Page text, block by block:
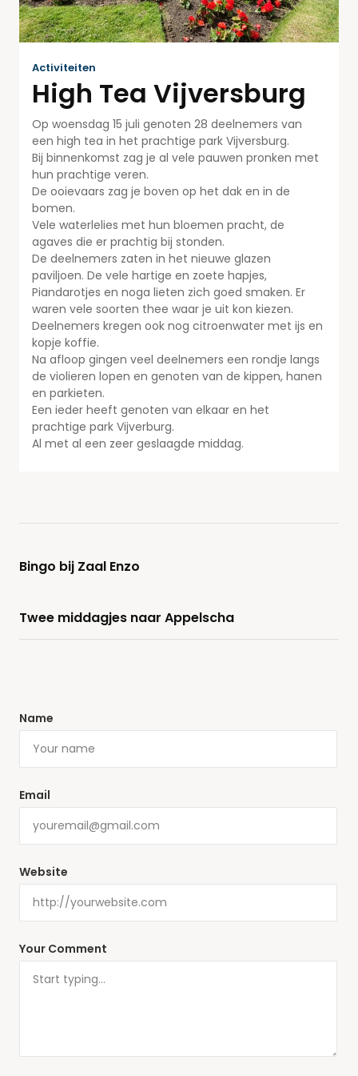
Activiteiten
High Tea Vijversburg
Op woensdag 15 juli genoten 28 deelnemers van
een high tea in het prachtige park Vijversburg.
Bij binnenkomst zag je al vele pauwen pronken met
hun prachtige veren.
De ooievaars zag je boven op het dak en in de
bomen.
Vele waterlelies met hun bloemen pracht, de
agaves die er prachtig bij stonden.
De deelnemers zaten in het nieuwe glazen
paviljoen. De vele hartige en zoete hapjes,
Piandarotjes en noga lieten zich goed smaken. Er
waren vele soorten thee waar je uit kon kiezen.
Deelnemers kregen ook nog citroenwater met ijs en
kopje koffie.
Na afloop gingen veel deelnemers een rondje langs
de violieren lopen en genoten van de kippen, hanen
en parkieten.
Een ieder heeft genoten van elkaar en het
prachtige park Vijverburg.
Al met al een zeer geslaagde middag.
Bingo bij Zaal Enzo
Twee middagjes naar Appelscha
Your Comment
Name
Email
Website